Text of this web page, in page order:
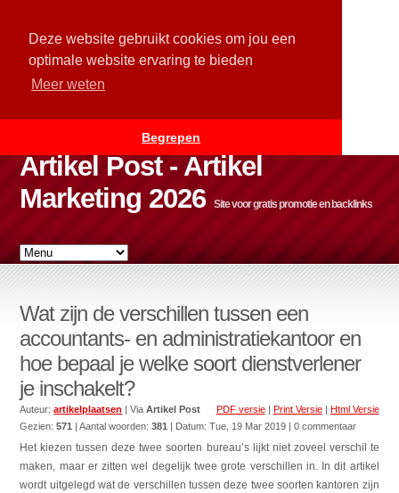
Deze website gebruikt cookies om jou een
optimale website ervaring te bieden
Meer weten
Begrepen
Artikel Post - Artikel
Marketing 2026
Site voor gratis promotie en backlinks
Wat zijn de verschillen tussen een
accountants- en administratiekantoor en
hoe bepaal je welke soort dienstverlener
je inschakelt?
PDF versie| Print Versie| Html Versie
Auteur:artikelplaatsen | ViaArtikel Post
Gezien:571 | Aantal woorden:381 | Datum:Tue, 19 Mar 2019 | 0 commentaar
Het kiezen tussen deze twee soorten bureau’s lijkt niet zoveel verschil te
maken, maar er zitten wel degelijk twee grote verschillen in. In dit artikel
wordt uitgelegd wat de verschillen tussen deze twee soorten kantoren zijn